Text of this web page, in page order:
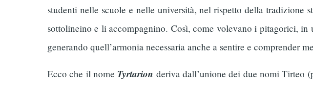
studenti nelle scuole e nelle università, nel rispetto della
sottolineino e li accompagnino. Così, come volevano i pitagorici,
generando quell’armonia necessaria anche a sentire e comprender
Ecco che il nome Tyrtarion deriva dall’unione dei due nomi Tirteo